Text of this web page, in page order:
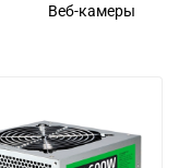
Веб-камеры